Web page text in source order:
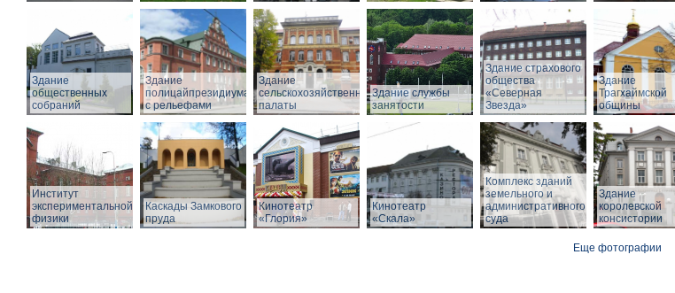
Здание
общественных
собраний
Здание
полицайпрезидиума
с рельефами
Здание
сельскохозяйственной
палаты
Здание службы
занятости
Здание страхового
общества
«Северная
Звезда»
Здание
Трагхаймской
общины
Институт
экспериментальной
физики
Каскады Замкового
пруда
Кинотеатр
«Глория»
Кинотеатр
«Скала»
Комплекс зданий
земельного и
административного
суда
Здание
королевской
консистории
Еще фотографии